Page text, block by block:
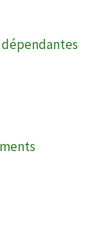
dépendantes